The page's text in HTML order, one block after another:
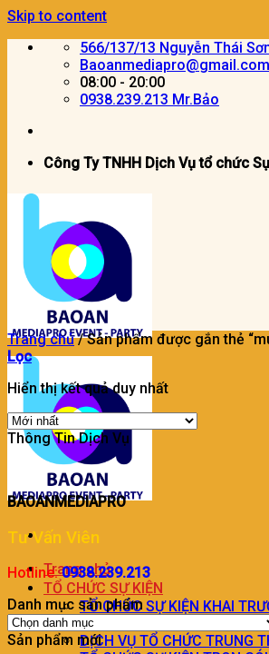
Skip to content
566/137/13 Nguyễn Thái
Baoanmediapro@gmail.com
08:00 - 20:00
0938.239.213 Mr.Bảo
Công Ty TNHH Dịch Vụ tổ chức
Trang chủ
TỔ CHỨC SỰ KIỆN
TỔ CHỨC SỰ KIỆN KHAI
DỊCH VỤ TỔ CHỨC SINH
DỊCH VỤ TỔ CHỨC TRUNG
Trang chủ /Sản phẩm được gắn thẻ
Lọc
Hiển thị kết quả duy nhất
Thông Tin Dịch Vụ
BAOANMEDIAPRO
Tư Vấn Viên
Hotline:0938.239.213
Danh mục sản phẩm
Sản phẩm mới